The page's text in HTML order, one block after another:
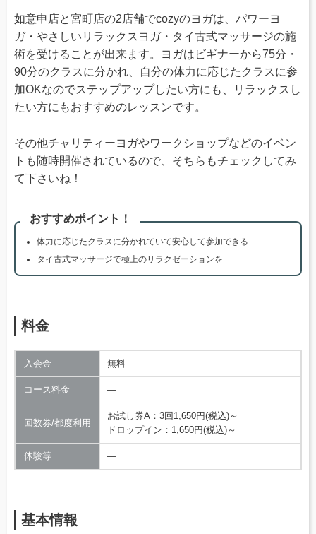
如意申店と宮町店の2店舗でcozyのヨガは、パワーヨ
ガ・やさしいリラックスヨガ・タイ古式マッサージの施
術を受けることが出来ます。ヨガはビギナーから75分・
90分のクラスに分かれ、自分の体力に応じたクラスに参
加OKなのでステップアップしたい方にも、リラックスし
たい方にもおすすめのレッスンです。
その他チャリティーヨガやワークショップなどのイベン
トも随時開催されているので、そちらもチェックしてみ
て下さいね！
おすすめポイント！
体力に応じたクラスに分かれていて安心して参加できる
タイ古式マッサージで極上のリラクゼーションを
料金
入会金 無料
コース料金 ―
回数券/都度利用
お試し券A：3回1,650円(税込)～
ドロップイン：1,650円(税込)～
体験等 ―
基本情報